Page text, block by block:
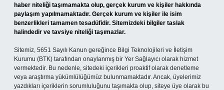
haber niteliği taşımamakta olup, gerçek kurum ve kişiler hakkında
paylaşım yapılmamaktadır. Gerçek kurum ve kişiler ile isim
benzerlikleri tamamen tesadüfidir. Sitemizdeki bilgiler taslak
halindedir ve tavsiye niteliği taşımazlar.
Sitemiz, 5651 Sayılı Kanun gereğince Bilgi Teknolojileri ve İletişim
Kurumu (BTK) tarafından onaylanmış bir Yer Sağlayıcı olarak hizmet
vermektedir. Bu nedenle, sitedeki içerikleri proaktif olarak denetleme
veya araştırma yükümlülüğümüz bulunmamaktadır. Ancak, üyelerimiz
yazdıkları içeriklerin sorumluluğunu taşımakta olup, siteye üye olarak bu